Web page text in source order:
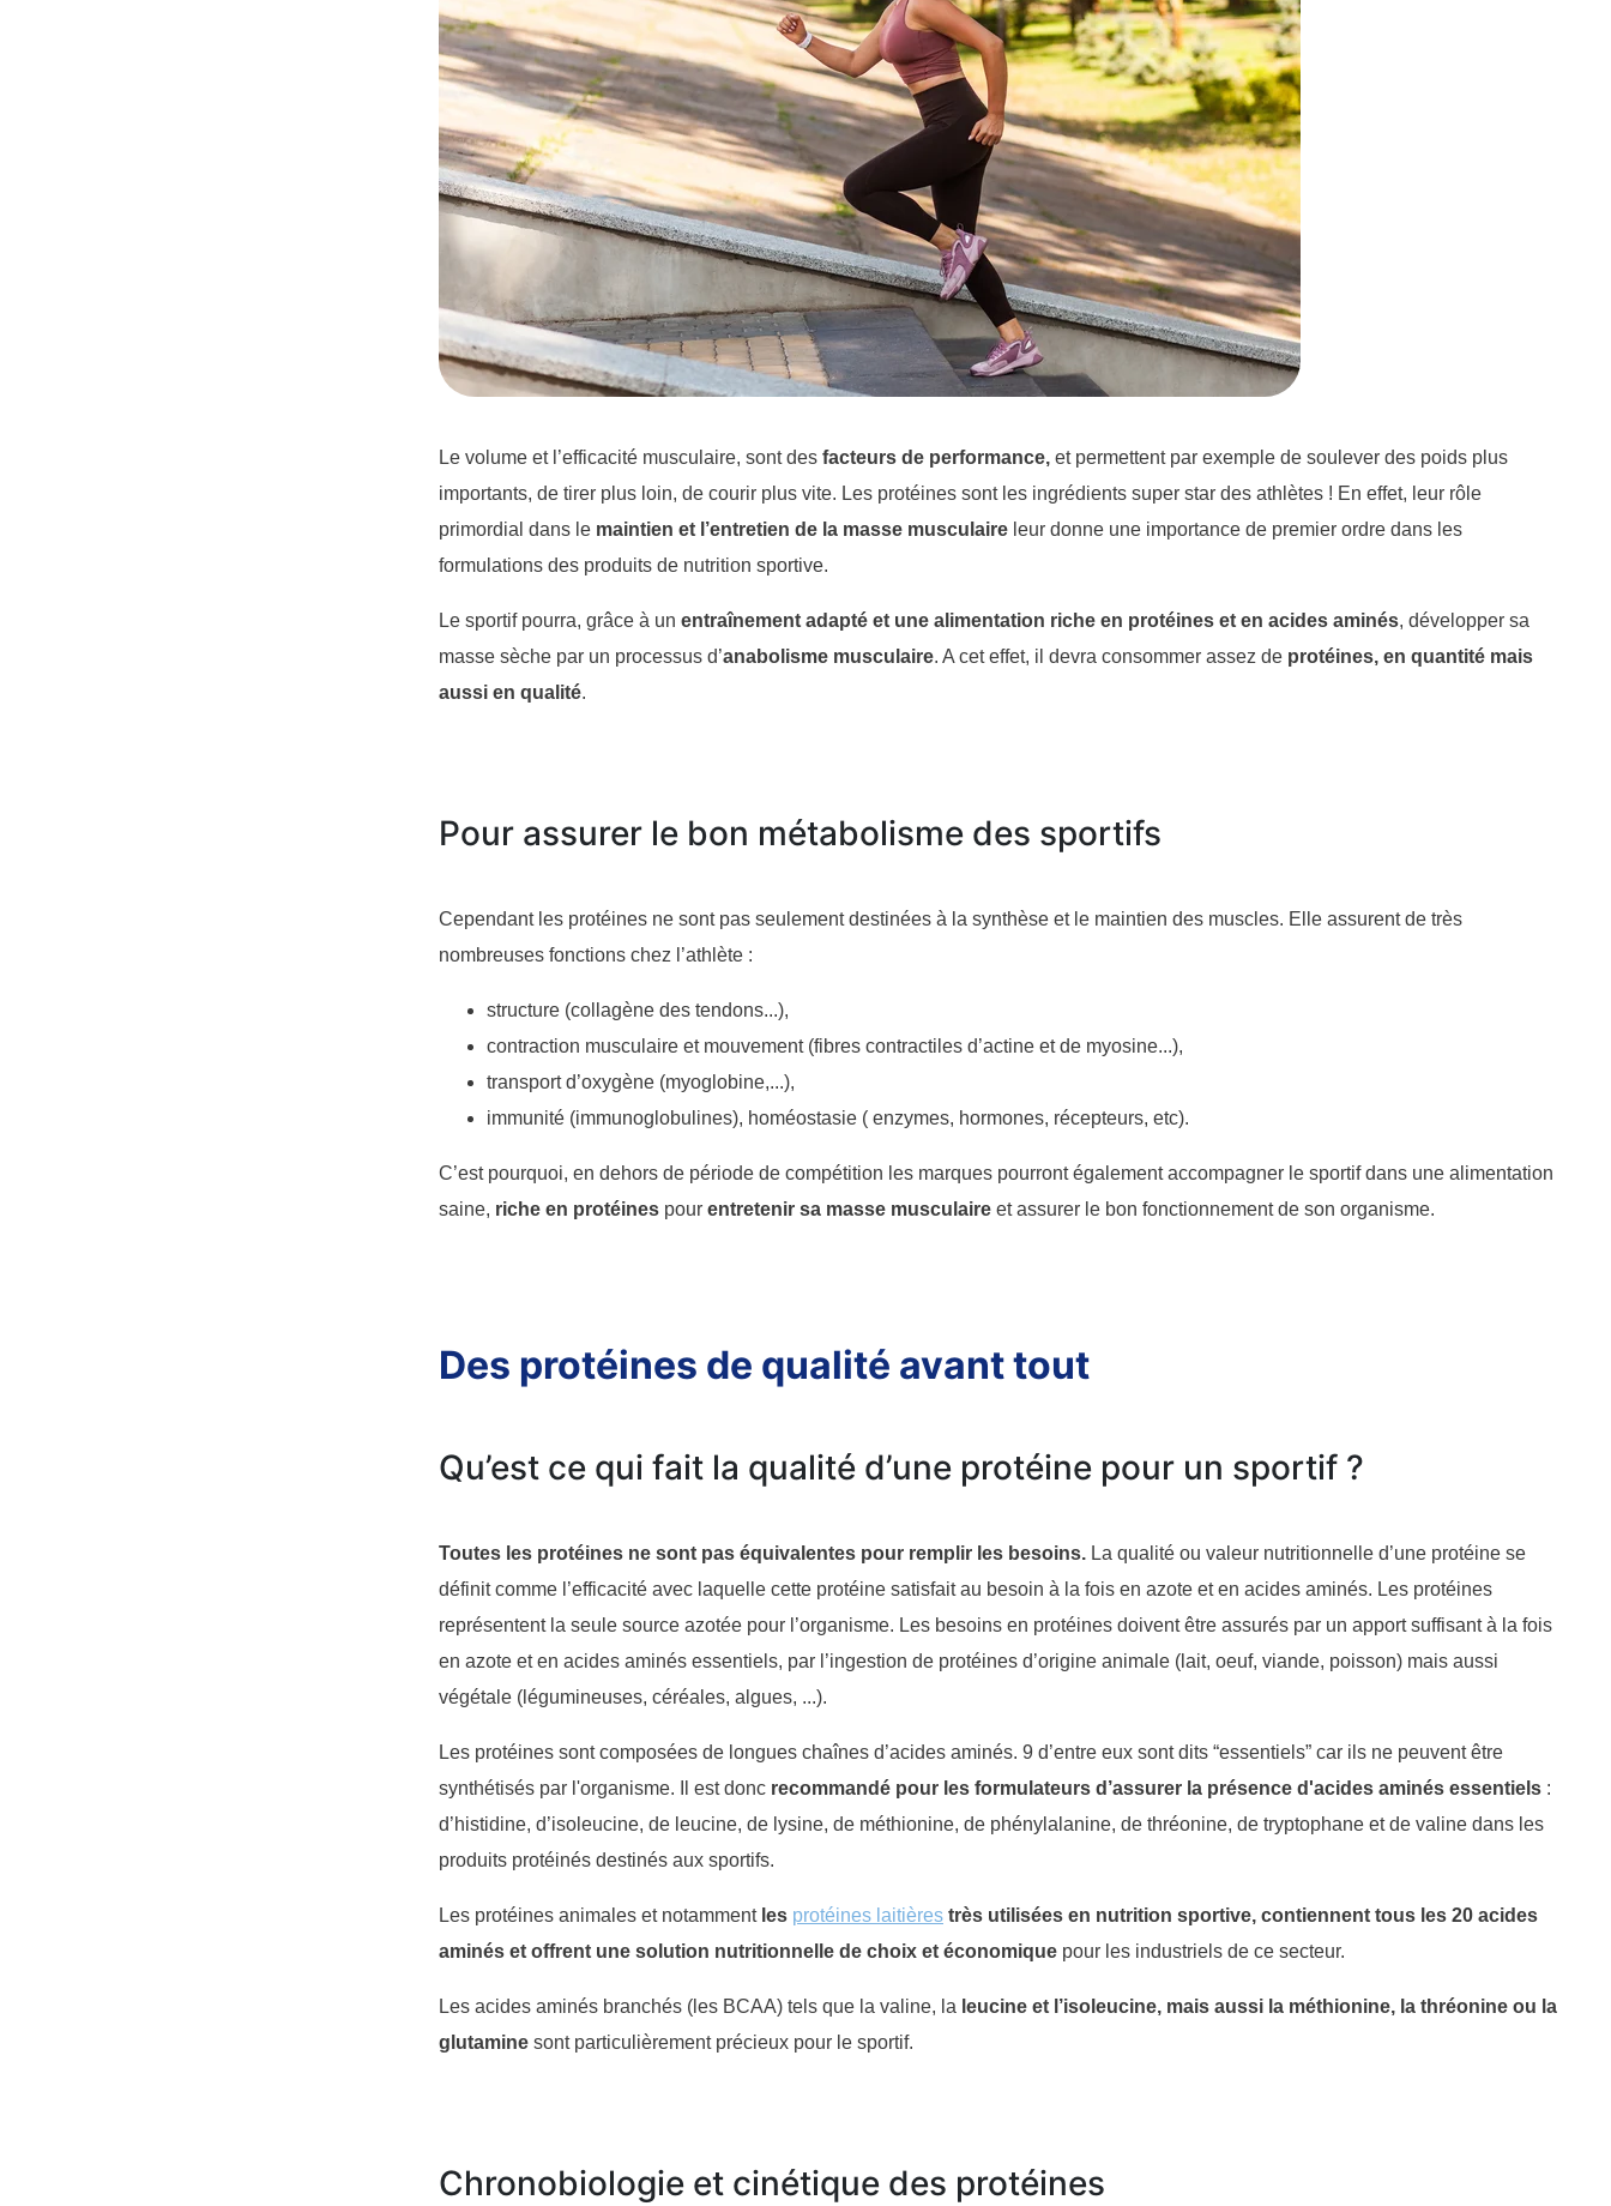
Le volume et l’efficacité musculaire, sont des facteurs de performance, et permettent par exemple de soulever des poids plus
importants, de tirer plus loin, de courir plus vite. Les protéines sont les ingrédients super star des athlètes ! En effet, leur rôle
primordial dans le maintien et l’entretien de la masse musculaire leur donne une importance de premier ordre dans les
formulations des produits de nutrition sportive.
Le sportif pourra, grâce à un entraînement adapté et une alimentation riche en protéines et en acides aminés, développer sa
masse sèche par un processus d’anabolisme musculaire. A cet effet, il devra consommer assez de protéines, en quantité mais
aussi en qualité.
Pour assurer le bon métabolisme des sportifs
Cependant les protéines ne sont pas seulement destinées à la synthèse et le maintien des muscles. Elle assurent de très
nombreuses fonctions chez l’athlète :
structure (collagène des tendons...),
contraction musculaire et mouvement (fibres contractiles d’actine et de myosine...),
transport d’oxygène (myoglobine,...),
immunité (immunoglobulines), homéostasie ( enzymes, hormones, récepteurs, etc).
C’est pourquoi, en dehors de période de compétition les marques pourront également accompagner le sportif dans une alimentation
saine, riche en protéines pour entretenir sa masse musculaire et assurer le bon fonctionnement de son organisme.
Des protéines de qualité avant tout
Qu’est ce qui fait la qualité d’une protéine pour un sportif ?
Toutes les protéines ne sont pas équivalentes pour remplir les besoins. La qualité ou valeur nutritionnelle d’une protéine se
définit comme l’efficacité avec laquelle cette protéine satisfait au besoin à la fois en azote et en acides aminés. Les protéines
représentent la seule source azotée pour l’organisme. Les besoins en protéines doivent être assurés par un apport suffisant à la fois
en azote et en acides aminés essentiels, par l’ingestion de protéines d’origine animale (lait, oeuf, viande, poisson) mais aussi
végétale (légumineuses, céréales, algues, ...).
Les protéines sont composées de longues chaînes d’acides aminés. 9 d’entre eux sont dits “essentiels” car ils ne peuvent être
synthétisés par l'organisme. Il est donc recommandé pour les formulateurs d’assurer la présence d'acides aminés essentiels :
d’histidine, d’isoleucine, de leucine, de lysine, de méthionine, de phénylalanine, de thréonine, de tryptophane et de valine dans les
produits protéinés destinés aux sportifs.
Les protéines animales et notammentles protéines laitières très utilisées en nutrition sportive, contiennent tous les 20 acides
aminés et offrent une solution nutritionnelle de choix et économique pour les industriels de ce secteur.
Les acides aminés branchés (les BCAA) tels que la valine, la leucine et l’isoleucine, mais aussi la méthionine, la thréonine ou la
glutamine sont particulièrement précieux pour le sportif.
Chronobiologie et cinétique des protéines